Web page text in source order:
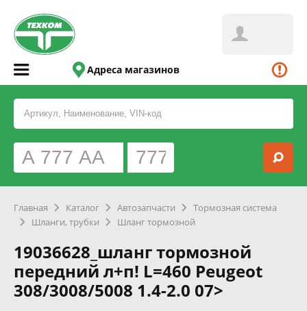
Адреса магазинов
Главная Каталог Автозапчасти
Тормозная система
Шланги, трубки
Шланг тормозной
19036628_шланг тормозной
передний л+п! L=460 Peugeot
308/3008/5008 1.4-2.0 07>